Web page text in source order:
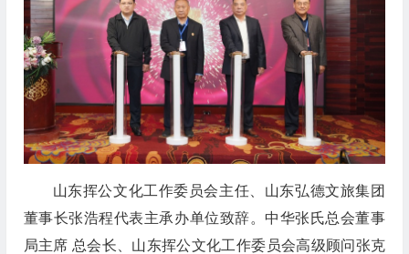
山东挥公文化工作委员会主任、山东弘德文旅集团
董事长张浩程代表主承办单位致辞。中华张氏总会董事
局主席 总会长、山东挥公文化工作委员会高级顾问张克